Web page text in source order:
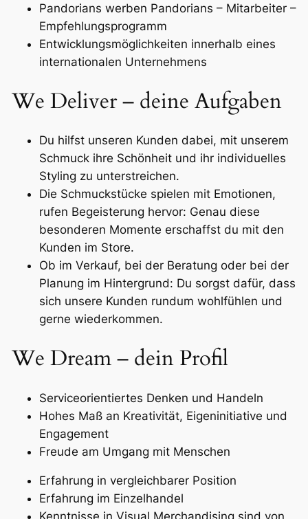
Pandorians werben Pandorians – Mitarbeiter –
Empfehlungsprogramm
Entwicklungsmöglichkeiten innerhalb eines
internationalen Unternehmens
We Deliver – deine Aufgaben
Du hilfst unseren Kunden dabei, mit unserem
Schmuck ihre Schönheit und ihr individuelles
Styling zu unterstreichen.
Die Schmuckstücke spielen mit Emotionen,
rufen Begeisterung hervor: Genau diese
besonderen Momente erschaffst du mit den
Kunden im Store.
Ob im Verkauf, bei der Beratung oder bei der
Planung im Hintergrund: Du sorgst dafür, dass
sich unsere Kunden rundum wohlfühlen und
gerne wiederkommen.
We Dream – dein Profil
Serviceorientiertes Denken und Handeln
Hohes Maß an Kreativität, Eigeninitiative und
Engagement
Freude am Umgang mit Menschen
Erfahrung in vergleichbarer Position
Erfahrung im Einzelhandel